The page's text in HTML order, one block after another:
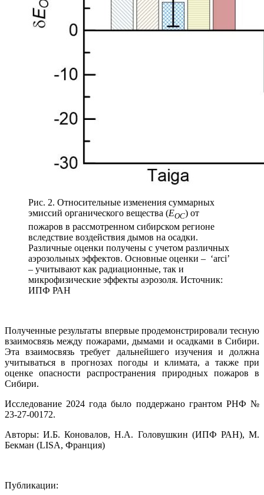
Рис. 2. Относительные изменения суммарных
эмиссий органического вещества (EOC) от
пожаров в рассмотренном сибирском регионе
вследствие воздействия дымов на осадки.
Различные оценки получены с учетом различных
аэрозольных эффектов. Основные оценки – ‘arci’
– учитывают как радиационные, так и
микрофизические эффекты аэрозоля. Источник:
ИПФ РАН
Полученные результаты впервые продемонстрировали тесную
взаимосвязь между пожарами, дымами и осадками в Сибири.
Эта взаимосвязь требует дальнейшего изучения и должна
учитываться в прогнозах погоды и климата, а также при
оценке опасности распространения природных пожаров в
Сибири.
Исследование 2024 года было поддержано грантом РНФ №
23-27-00172.
Авторы: И.Б. Коновалов, Н.А. Головушкин (ИПФ РАН), М.
Бекман (LISA, Франция)
Публикации: